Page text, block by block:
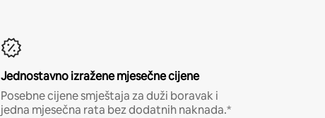
Jednostavno izražene mjesečne cijene
Posebne cijene smještaja za duži boravak i
jedna mjesečna rata bez dodatnih naknada.*